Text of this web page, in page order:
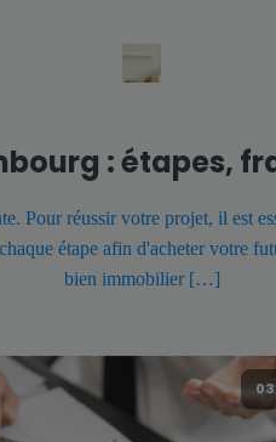
: étapes,
Pour réussir votre projet, il est
étape afin d'acheter votre
bien immobilier […]